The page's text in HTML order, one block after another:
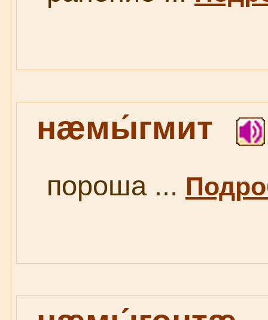
нæмы́гмит
пороша ...